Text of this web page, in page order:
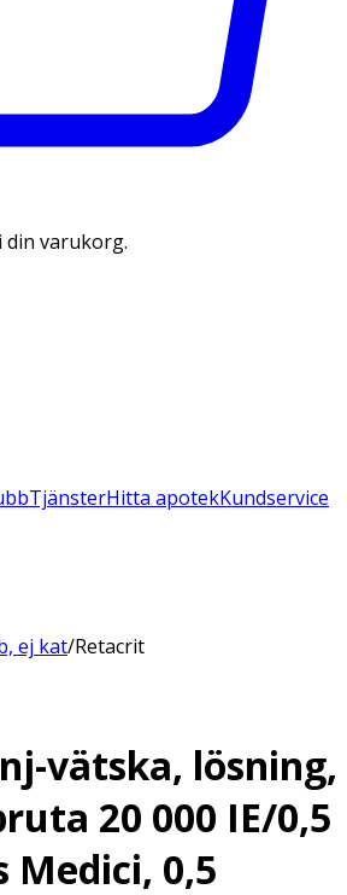
varukorg.
TjänsterHitta apotekKundservice
ej kat/Retacrit
vätska, lösning,
20 000 IE/0,5
Medici, 0,5